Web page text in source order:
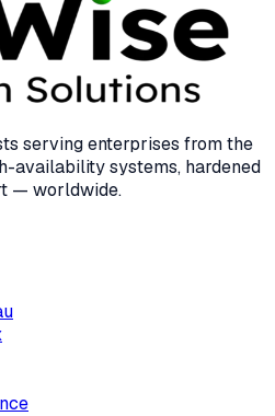
serving enterprises from the
availability systems, hardened
— worldwide.